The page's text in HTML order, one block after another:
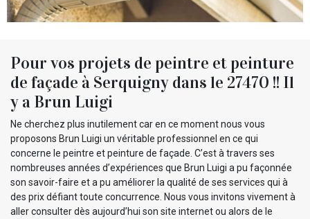
Pour vos projets de peintre et peinture
de façade à Serquigny dans le 27470 !! Il
y a Brun Luigi
Ne cherchez plus inutilement car en ce moment nous vous
proposons Brun Luigi un véritable professionnel en ce qui
concerne le peintre et peinture de façade. C’est à travers ses
nombreuses années d’expériences que Brun Luigi a pu façonnée
son savoir-faire et a pu améliorer la qualité de ses services qui à
des prix défiant toute concurrence. Nous vous invitons vivement à
aller consulter dès aujourd’hui son site internet ou alors de le